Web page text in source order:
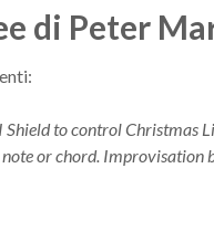
di Peter
Shield to control Christmas
or chord. Improvisation